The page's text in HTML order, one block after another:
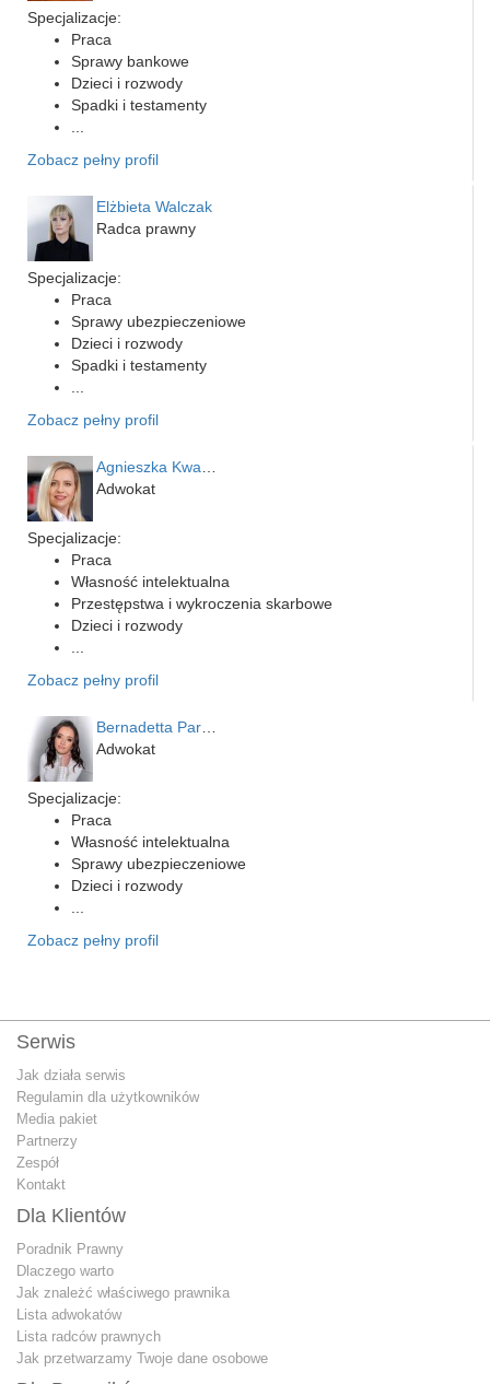
Specjalizacje:
Praca
Sprawy bankowe
Dzieci i rozwody
Spadki i testamenty
Zobacz pełny profil
Elżbieta Walczak
Radca prawny
Specjalizacje:
Praca
Sprawy ubezpieczeniowe
Dzieci i rozwody
Spadki i testamenty
Zobacz pełny profil
Adwokat
Specjalizacje:
Praca
Własność intelektualna
Przestępstwa i wykroczenia skarbowe
Dzieci i rozwody
Zobacz pełny profil
Adwokat
Specjalizacje:
Praca
Własność intelektualna
Sprawy ubezpieczeniowe
Dzieci i rozwody
Zobacz pełny profil
Serwis
Jak działa serwis
Regulamin dla użytkowników
Media pakiet
Partnerzy
Zespół
Kontakt
Dla Klientów
Poradnik Prawny
Dlaczego warto
Jak znależć właściwego prawnika
Lista adwokatów
Lista radców prawnych
Jak przetwarzamy Twoje dane osobowe